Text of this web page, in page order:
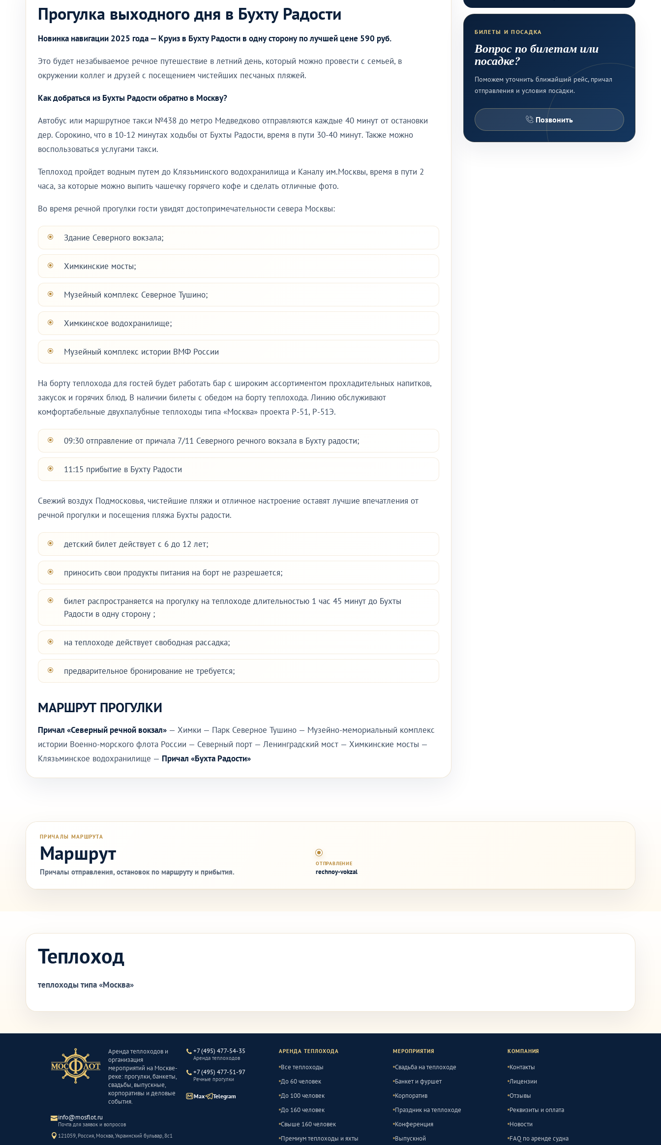
Прогулка выходного дня в Бухту Радости
Новинка навигации 2025 года — Круиз в Бухту Радости в одну сторону по лучшей цене 590 руб.
Это будет незабываемое речное путешествие в летний день, который можно провести с семьей, в
окружении коллег и друзей с посещением чистейших песчаных пляжей.
Как добраться из Бухты Радости обратно в Москву?
Автобус или маршрутное такси №438 до метро Медведково отправляются каждые 40 минут от остановки
дер. Сорокино, что в 10-12 минутах ходьбы от Бухты Радости, время в пути 30-40 минут. Также можно
воспользоваться услугами такси.
Теплоход пройдет водным путем до Клязьминского водохранилища и Каналу им.Москвы, время в пути 2
часа, за которые можно выпить чашечку горячего кофе и сделать отличные фото.
Во время речной прогулки гости увидят достопримечательности севера Москвы:
Здание Северного вокзала;
Химкинские мосты;
Музейный комплекс Северное Тушино;
Химкинское водохранилище;
Музейный комплекс истории ВМФ России
На борту теплохода для гостей будет работать бар с широким ассортиментом прохладительных напитков,
закусок и горячих блюд. В наличии билеты с обедом на борту теплохода. Линию обслуживают
комфортабельные двухпалубные теплоходы типа «Москва» проекта Р-51, Р-51Э.
09:30 отправление от причала 7/11 Северного речного вокзала в Бухту радости;
11:15 прибытие в Бухту Радости
Свежий воздух Подмосковья, чистейшие пляжи и отличное настроение оставят лучшие впечатления от
речной прогулки и посещения пляжа Бухты радости.
детский билет действует с 6 до 12 лет;
приносить свои продукты питания на борт не разрешается;
билет распространяется на прогулку на теплоходе длительностью 1 час 45 минут до Бухты
Радости в одну сторону ;
на теплоходе действует свободная рассадка;
предварительное бронирование не требуется;
МАРШРУТ ПРОГУЛКИ
Причал «Северный речной вокзал» — Химки — Парк Северное Тушино — Музейно-мемориальный комплекс
истории Военно-морского флота России — Северный порт — Ленинградский мост — Химкинские мосты —
Клязьминское водохранилище — Причал «Бухта Радости»
БИЛЕТЫ И ПОСАДКА
Вопрос по билетам или
посадке?
Поможем уточнить ближайший рейс, причал
отправления и условия посадки.
Позвонить
ПРИЧАЛЫ МАРШРУТА
Маршрут
Причалы отправления, остановок по маршруту и прибытия.
ОТПРАВЛЕНИЕ
rechnoy-vokzal
Теплоход
теплоходы типа «Москва»
Аренда теплоходов и
организация
мероприятий на Москве-
реке: прогулки, банкеты,
свадьбы, выпускные,
корпоративы и деловые
события.
+7 (495) 477-54-35
Аренда теплоходов
+7 (495) 477-51-97
Речные прогулки
info@mosflot.ru
Почта для заявок и вопросов
121059, Россия, Москва, Украинский бульвар, 8с1
Max Telegram
АРЕНДА ТЕПЛОХОДА
Все теплоходы
До 60 человек
До 100 человек
До 160 человек
Свыше 160 человек
Премиум теплоходы и яхты
МЕРОПРИЯТИЯ
Свадьба на теплоходе
Банкет и фуршет
Корпоратив
Праздник на теплоходе
Конференция
Выпускной
КОМПАНИЯ
Контакты
Лицензии
Отзывы
Реквизиты и оплата
Новости
FAQ по аренде судна